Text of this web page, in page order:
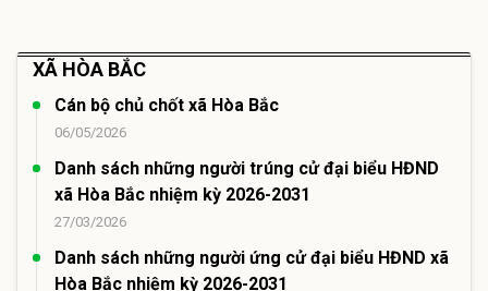
XÃ HÒA BẮC
Cán bộ chủ chốt xã Hòa Bắc
06/05/2026
Danh sách những người trúng cử đại biểu HĐND
xã Hòa Bắc nhiệm kỳ 2026-2031
27/03/2026
Danh sách những người ứng cử đại biểu HĐND xã
Hòa Bắc nhiệm kỳ 2026-2031